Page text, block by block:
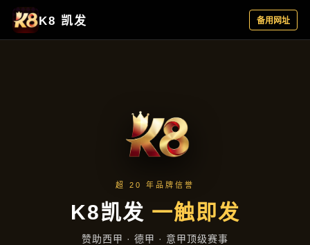
成功案例
首页 成功案例